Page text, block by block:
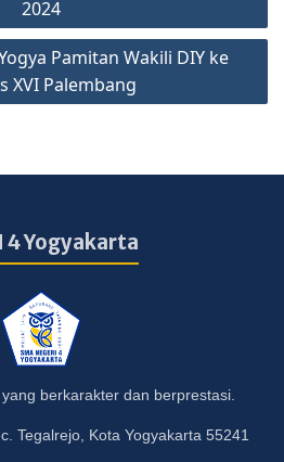
2024
Pamitan Wakili DIY ke
XVI Palembang
4 Yogyakarta
berkarakter dan berprestasi.
Tegalrejo, Kota Yogyakarta 55241